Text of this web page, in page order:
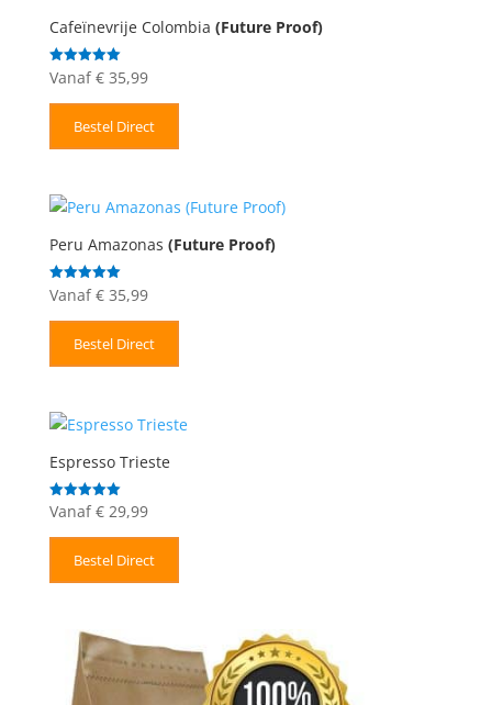
Cafeïnevrije Colombia (Future Proof)
Gewaardeerd
5.00
Vanaf €35,99
Bestel Direct
Peru Amazonas (Future Proof)
Gewaardeerd
5.00
Vanaf €35,99
Bestel Direct
Espresso Trieste
Gewaardeerd
5.00
uit 5
Vanaf €29,99
Bestel Direct